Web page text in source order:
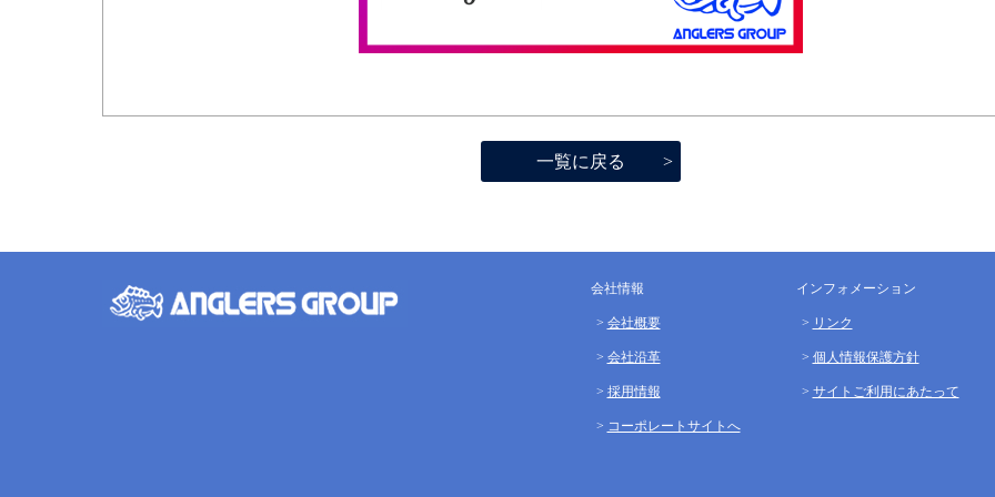
一覧に戻る
会社情報
会社概要
会社沿革
採用情報
コーポレートサイトへ
インフォメーション
リンク
個人情報保護方針
サイトご利用にあたって